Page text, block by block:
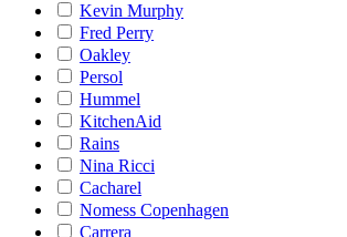
Kevin Murphy
Fred Perry
Oakley
Persol
Hummel
KitchenAid
Rains
Nina Ricci
Cacharel
Nomess Copenhagen
Carrera